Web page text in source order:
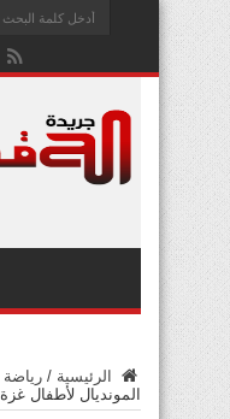
الرئيسية / رياضة
المونديال لأطفال غزة